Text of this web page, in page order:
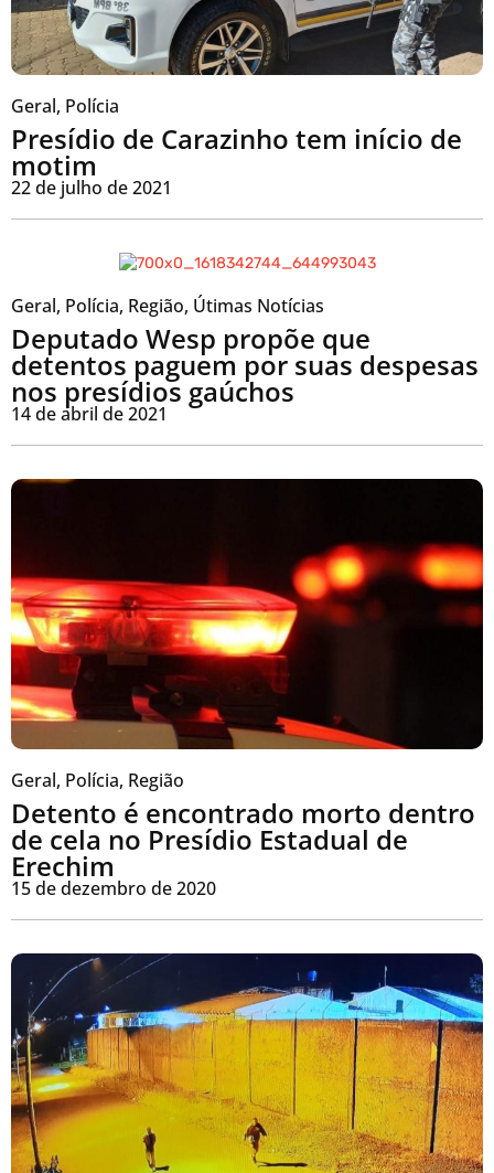
Geral, Polícia
Presídio de Carazinho tem início de
motim
22 de julho de 2021
Geral, Polícia, Região, Útimas Notícias
Deputado Wesp propõe que
detentos paguem por suas despesas
nos presídios gaúchos
14 de abril de 2021
Geral, Polícia, Região
Detento é encontrado morto dentro
de cela no Presídio Estadual de
Erechim
15 de dezembro de 2020